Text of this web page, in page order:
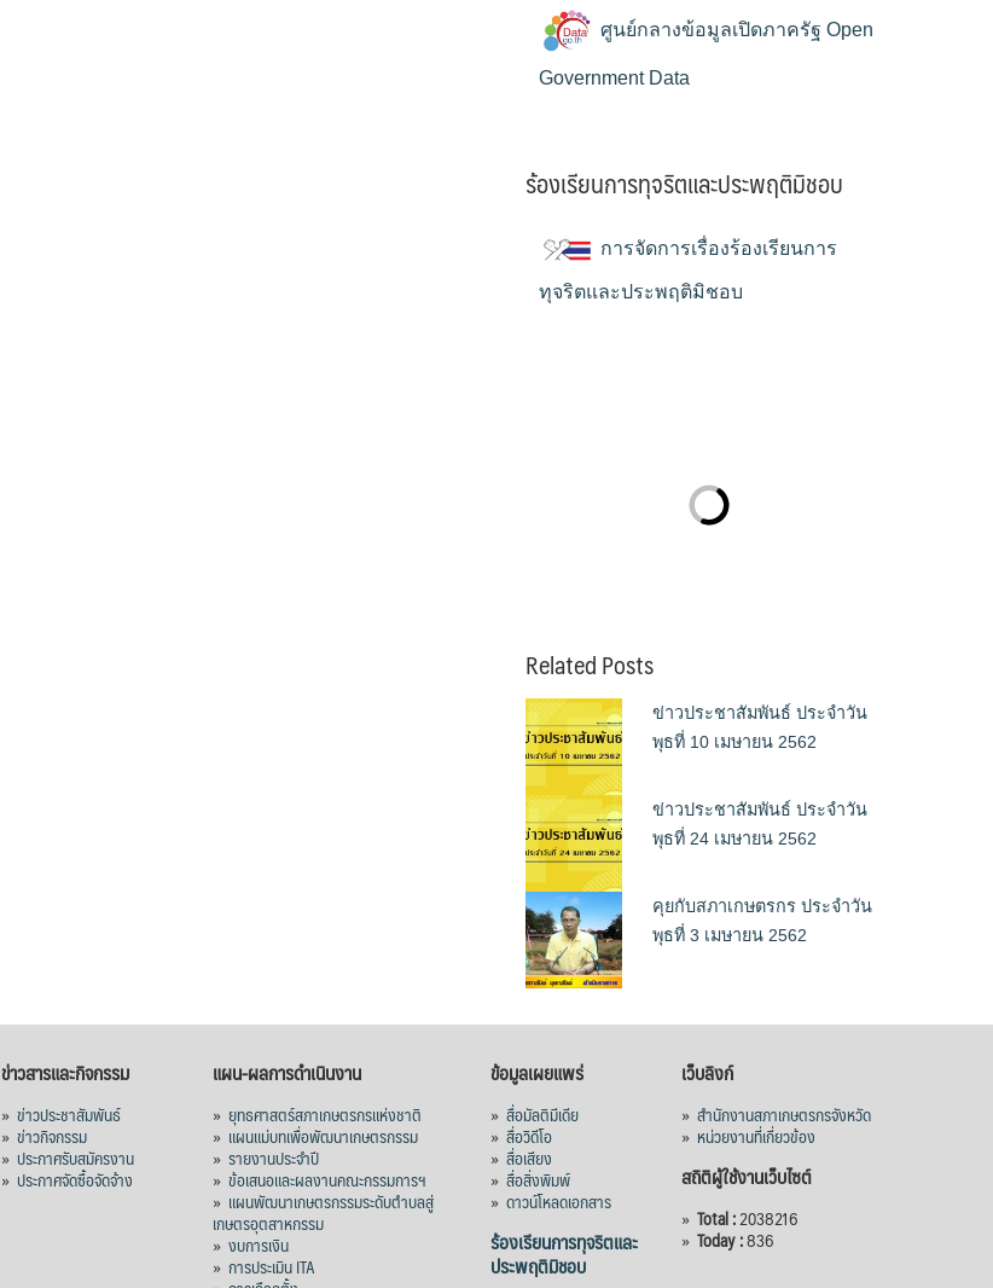
ศูนย์กลางข้อมูลเปิดภาครัฐ Open
Government Data
ร้องเรียนการทุจริตและประพฤติมิชอบ
การจัดการเรื่องร้องเรียนการ
ทุจริตและประพฤติมิชอบ
Related Posts
ข่าวประชาสัมพันธ์ ประจำวัน
พุธที่ 10 เมษายน 2562
ข่าวประชาสัมพันธ์ ประจำวัน
พุธที่ 24 เมษายน 2562
คุยกับสภาเกษตรกร ประจำวัน
พุธที่ 3 เมษายน 2562
ข่าวสารและกิจกรรม
»ข่าวประชาสัมพันธ์
»ข่าวกิจกรรม
»ประกาศรับสมัครงาน
»ประกาศจัดซื้อจัดจ้าง
แผน-ผลการดำเนินงาน
» ยุทธศาสตร์สภาเกษตรกรแห่งชาติ
» แผนแม่บทเพื่อพัฒนาเกษตรกรรม
» รายงานประจำปี
» ข้อเสนอและผลงานคณะกรรมการฯ
» แผนพัฒนาเกษตรกรรมระดับตำบลสู่
เกษตรอุตสาหกรรม
» งบการเงิน
» การประเมิน ITA
ข้อมูลเผยแพร่
» สื่อมัลติมีเดีย
» สื่อวิดีโอ
» สื่อเสียง
» สื่อสิ่งพิมพ์
» ดาวน์โหลดเอกสาร
ร้องเรียนการทุจริตและ
ประพฤติมิชอบ
เว็บลิงก์
» สำนักงานสภาเกษตรกรจังหวัด
» หน่วยงานที่เกี่ยวข้อง
สถิติผู้ใช้งานเว็บไซต์
» Total :2038216
» Today :836